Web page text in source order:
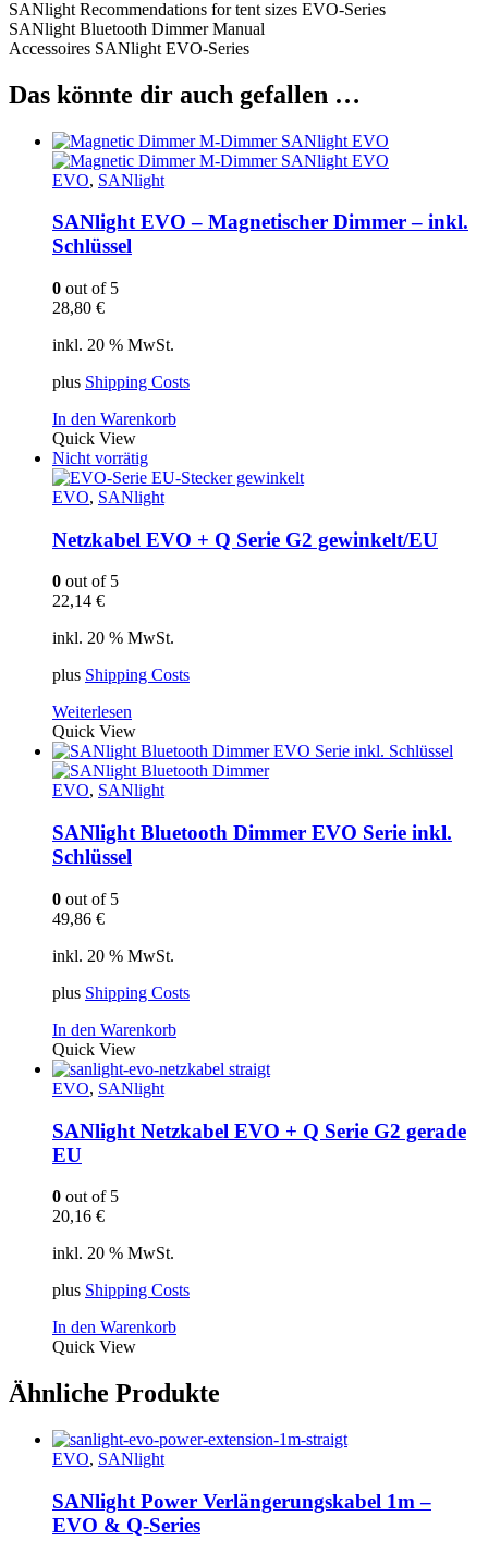
SANlight Recommendations for tent sizes EVO-Series
SANlight Bluetooth Dimmer Manual
Accessoires SANlight EVO-Series
Das könnte dir auch gefallen …
EVO, SANlight
SANlight EVO – Magnetischer Dimmer – inkl.
Schlüssel
0 out of 5
28,80 €
inkl. 20 % MwSt.
plus Shipping Costs
In den Warenkorb
Quick View
Nicht vorrätig
EVO, SANlight
Netzkabel EVO + Q Serie G2 gewinkelt/EU
0 out of 5
22,14 €
inkl. 20 % MwSt.
plus Shipping Costs
Weiterlesen
Quick View
EVO, SANlight
SANlight Bluetooth Dimmer EVO Serie inkl.
Schlüssel
0 out of 5
49,86 €
inkl. 20 % MwSt.
plus Shipping Costs
In den Warenkorb
Quick View
EVO, SANlight
SANlight Netzkabel EVO + Q Serie G2 gerade
EU
0 out of 5
20,16 €
inkl. 20 % MwSt.
plus Shipping Costs
In den Warenkorb
Quick View
Ähnliche Produkte
EVO, SANlight
SANlight Power Verlängerungskabel 1m –
EVO & Q-Series